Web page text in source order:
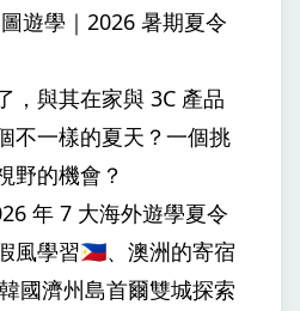
遊學｜2026 暑期夏令
，與其在家與 3C 產品
不一樣的夏天？一個挑
野的機會？
年 7 大海外遊學夏令
風學習🇵🇭、澳洲的寄宿
國濟州島首爾雙城探索